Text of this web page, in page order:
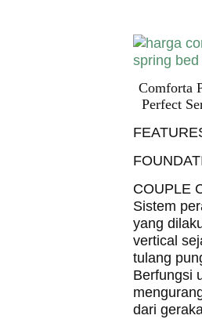
Comforta
Perfect
COUPLE
Sistem
yang
vertical
tulang
Berfungsi
dari